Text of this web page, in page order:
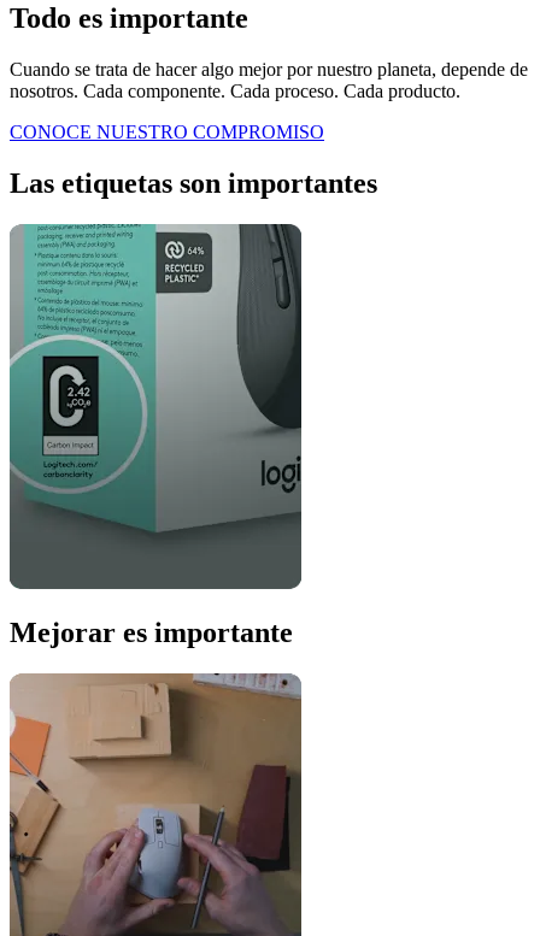
Todo es importante
Cuando se trata de hacer algo mejor por nuestro planeta, depende de
nosotros. Cada componente. Cada proceso. Cada producto.
CONOCE NUESTRO COMPROMISO
Las etiquetas son importantes
Mejorar es importante